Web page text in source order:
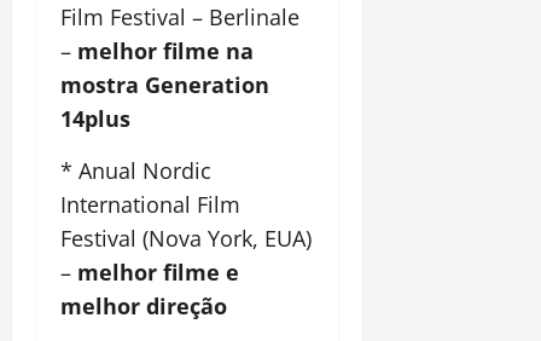
Film Festival – Berlinale
– melhor filme na
mostra Generation
14plus
* Anual Nordic
International Film
Festival (Nova York, EUA)
– melhor filme e
melhor direção